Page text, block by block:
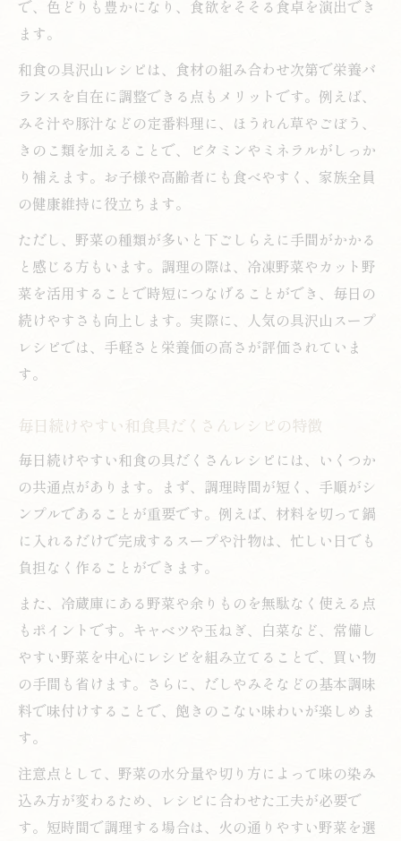
で、色どりも豊かになり、食欲をそそる食卓を演出でき
ます。
和食の具沢山レシピは、食材の組み合わせ次第で栄養バ
ランスを自在に調整できる点もメリットです。例えば、
みそ汁や豚汁などの定番料理に、ほうれん草やごぼう、
きのこ類を加えることで、ビタミンやミネラルがしっか
り補えます。お子様や高齢者にも食べやすく、家族全員
の健康維持に役立ちます。
ただし、野菜の種類が多いと下ごしらえに手間がかかる
と感じる方もいます。調理の際は、冷凍野菜やカット野
菜を活用することで時短につなげることができ、毎日の
続けやすさも向上します。実際に、人気の具沢山スープ
レシピでは、手軽さと栄養価の高さが評価されていま
す。
毎日続けやすい和食具だくさんレシピの特徴
毎日続けやすい和食の具だくさんレシピには、いくつか
の共通点があります。まず、調理時間が短く、手順がシ
ンプルであることが重要です。例えば、材料を切って鍋
に入れるだけで完成するスープや汁物は、忙しい日でも
負担なく作ることができます。
また、冷蔵庫にある野菜や余りものを無駄なく使える点
もポイントです。キャベツや玉ねぎ、白菜など、常備し
やすい野菜を中心にレシピを組み立てることで、買い物
の手間も省けます。さらに、だしやみそなどの基本調味
料で味付けすることで、飽きのこない味わいが楽しめま
す。
注意点として、野菜の水分量や切り方によって味の染み
込み方が変わるため、レシピに合わせた工夫が必要で
す。短時間で調理する場合は、火の通りやすい野菜を選